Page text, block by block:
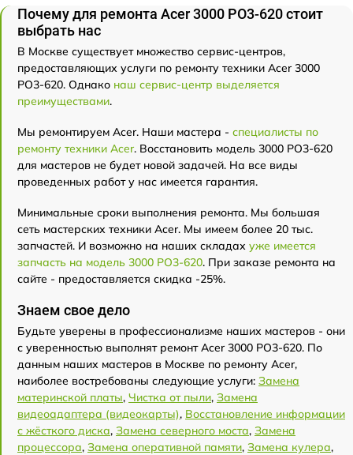
Почему для ремонта Acer 3000 PO3-620 стоит
выбрать нас
В Москве существует множество сервис-центров,
предоставляющих услуги по ремонту техники Acer 3000
PO3-620. Однако наш сервис-центр выделяется
преимуществами.
Мы ремонтируем Acer. Наши мастера - специалисты по
ремонту техники Acer. Восстановить модель 3000 PO3-620
для мастеров не будет новой задачей. На все виды
проведенных работ у нас имеется гарантия.
Минимальные сроки выполнения ремонта. Мы большая
сеть мастерских техники Acer. Мы имеем более 20 тыс.
запчастей. И возможно на наших складах уже имеется
запчасть на модель 3000 PO3-620. При заказе ремонта на
сайте - предоставляется скидка -25%.
Знаем свое дело
Будьте уверены в профессионализме наших мастеров - они
с уверенностью выполнят ремонт Acer 3000 PO3-620. По
данным наших мастеров в Москве по ремонту Acer,
наиболее востребованы следующие услуги: Замена
материнской платы, Чистка от пыли, Замена
видеоадаптера (видеокарты), Восстановление информации
с жёсткого диска, Замена северного моста, Замена
процессора, Замена оперативной памяти, Замена кулера,